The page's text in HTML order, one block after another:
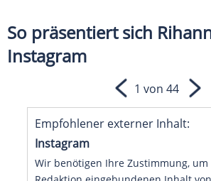
So präsentiert sich
Instagram
Empfohlener externer Inhalt:
Instagram
Wir benötigen Ihre Zustimmung,
1 von 44